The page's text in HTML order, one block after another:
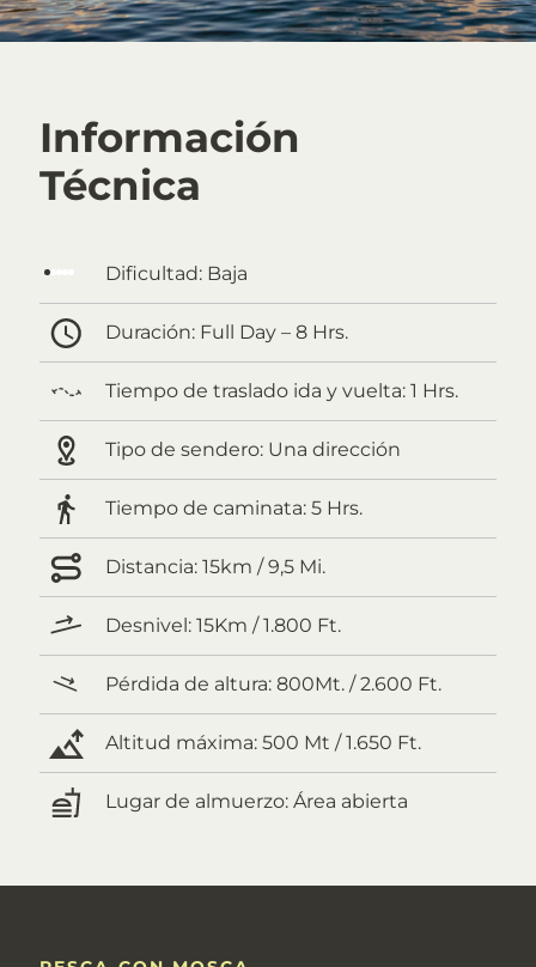
Información
Técnica
Dificultad: Baja
Duración: Full Day – 8 Hrs.
Tiempo de traslado ida y vuelta: 1 Hrs.
Tipo de sendero: Una dirección
Tiempo de caminata: 5 Hrs.
Distancia: 15km / 9,5 Mi.
Desnivel: 15Km / 1.800 Ft.
Pérdida de altura: 800Mt. / 2.600 Ft.
Altitud máxima: 500 Mt / 1.650 Ft.
Lugar de almuerzo: Área abierta